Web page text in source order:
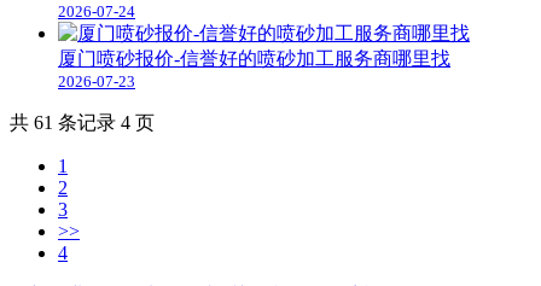
2026-07-24
厦门喷砂报价-信誉好的喷砂加工服务商哪里找
2026-07-23
共 61 条记录 4 页
1
2
3
>>
4